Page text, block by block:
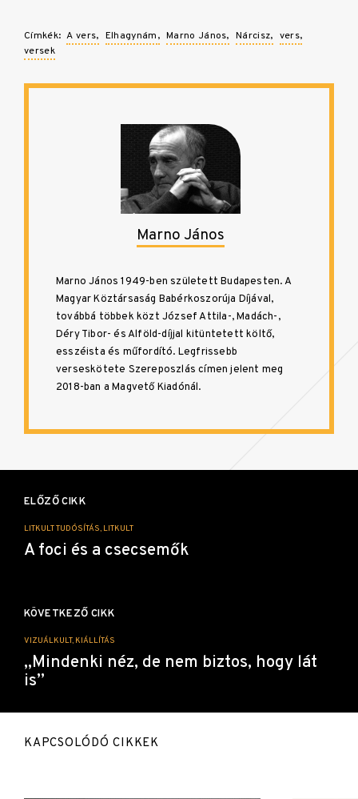
Címkék: A vers Elhagynám Marno János Nárcisz
vers
versek
Marno János
Marno János 1949-ben született Budapesten. A
Magyar Köztársaság Babérkoszorúja Díjával,
továbbá többek közt József Attila-, Madách-,
Déry Tibor- és Alföld-díjjal kitüntetett költő,
esszéista és műfordító. Legfrissebb
verseskötete Szereposzlás címen jelent meg
2018-ban a Magvető Kiadónál.
navigáció
ELŐZŐ CIKK
LITKULT TUDÓSÍTÁS, LITKULT
A foci és a csecsemők
KÖVETKEZŐ CIKK
VIZUÁLKULT, KIÁLLÍTÁS
„Mindenki néz, de nem biztos, hogy lát
is”
KAPCSOLÓDÓ CIKKEK